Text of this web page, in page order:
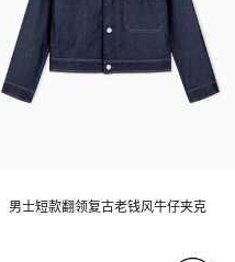
男士短款翻领复古老钱风牛仔夹克